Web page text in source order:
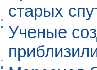
старых
Ученые